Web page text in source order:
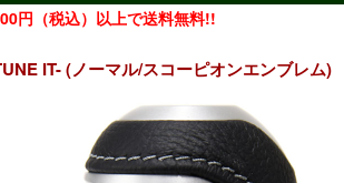
円（税込）以上で送料無料!!
IT- (ノーマル/スコーピオンエンブレム)